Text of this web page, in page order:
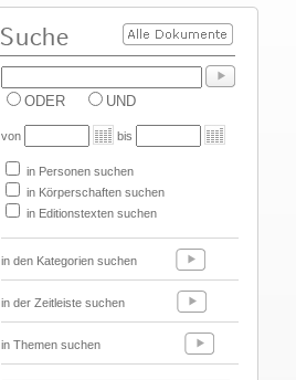
ODER UND
von bis
in Personen suchen
in Körperschaften suchen
in Editionstexten suchen
in den Kategorien suchen
in der Zeitleiste suchen
in Themen suchen